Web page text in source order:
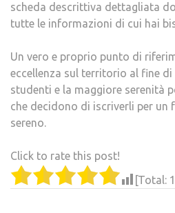
scheda descrittiva dettagliata
tutte le informazioni di cui hai
Un vero e proprio punto di
eccellenza sul territorio al fine
studenti e la maggiore serenità
che decidono di iscriverli per
sereno.
Click to rate this post!
[Total: 1